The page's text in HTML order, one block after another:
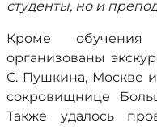
студенты, но и
Кроме
организованы
С. Пушкина, Москве
сокровищнице
Также удалось